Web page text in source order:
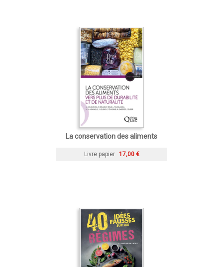
La conservation des aliments
Livre papier 17,00 €